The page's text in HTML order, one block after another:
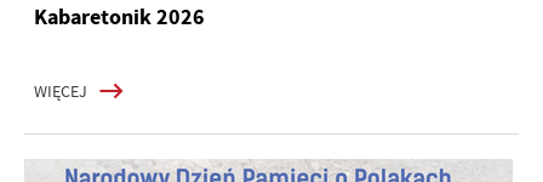
Kabaretonik 2026
WIĘCEJ